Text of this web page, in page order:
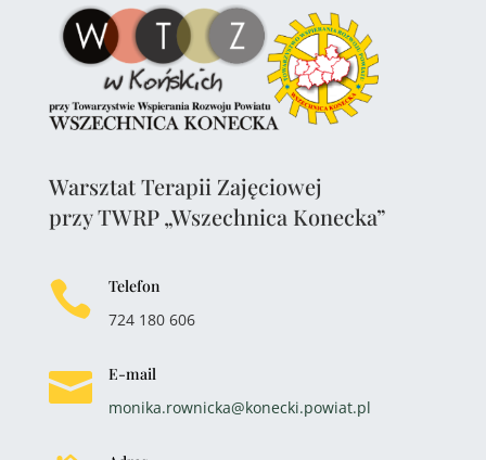
Warsztat Terapii Zajęciowej
przy TWRP „Wszechnica Konecka”

Telefon
724 180 606

E-mail
monika.rownicka@konecki.powiat.pl